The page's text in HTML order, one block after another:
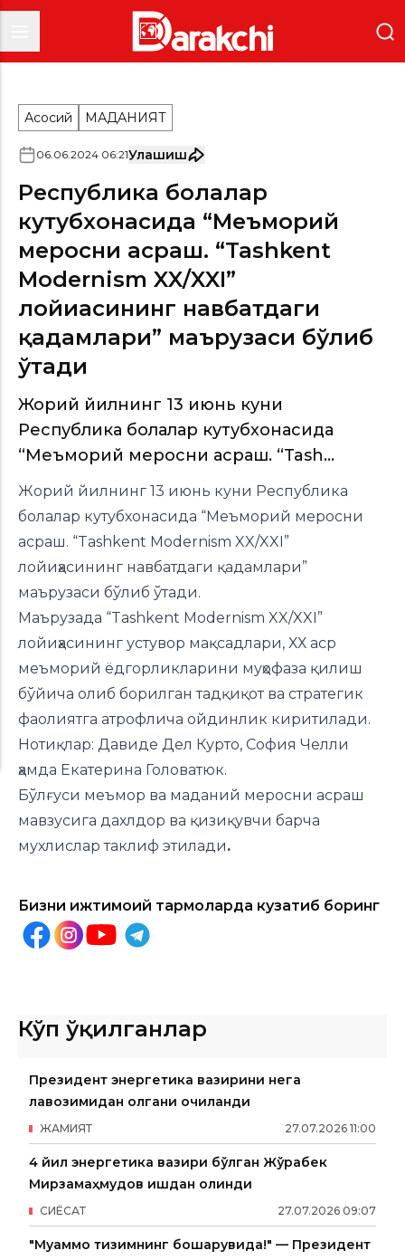
Асосий МАДАНИЯТ
06.06.2024 06:21Улашиш
Республика болалар
кутубхонасида “Меъморий
меросни асраш. “Tashkent
Modernism XX/XXI”
лойиҳасининг навбатдаги
қадамлари” маърузаси бўлиб
ўтади
Жорий йилнинг 13 июнь куни
Республика болалар кутубхонасида
“Меъморий меросни асраш. “Tash...
Жорий йилнинг 13 июнь куни Республика
болалар кутубхонасида “Меъморий меросни
асраш. “Tashkent Modernism XX/XXI”
лойиҳасининг навбатдаги қадамлари”
маърузаси бўлиб ўтади.
Маърузада “Tashkent Modernism XX/XXI”
лойиҳасининг устувор мақсадлари, ХХ аср
меъморий ёдгорликларини муҳофаза қилиш
бўйича олиб борилган тадқиқот ва стратегик
фаолиятга атрофлича ойдинлик киритилади.
Нотиқлар: Давиде Дел Курто, София Челли
ҳамда Екатерина Головатюк.
Бўлғуси меъмор ва маданий меросни асраш
мавзусига дахлдор ва қизиқувчи барча
мухлислар таклиф этилади.
Бизни ижтимоий тармоқларда кузатиб боринг
Кўп ўқилганлар
Президент энергетика вазирини нега
лавозимидан олгани очиқланди
27.07.2026 11:00
ЖАМИЯТ
4 йил энергетика вазири бўлган Жўрабек
Мирзамаҳмудов ишдан олинди
27.07.2026 09:07
СИËСАТ
"Муаммо тизимнинг бошқарувида!" — Президент